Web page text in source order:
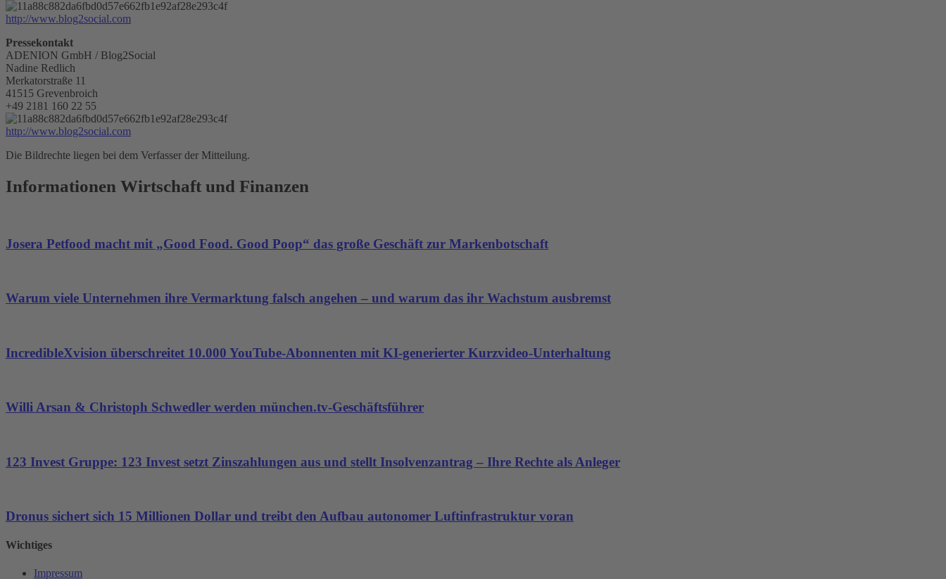
http://www.blog2social.com
Pressekontakt
ADENION GmbH / Blog2Social
Nadine Redlich
Merkatorstraße 11
41515 Grevenbroich
+49 2181 160 22 55
http://www.blog2social.com
Die Bildrechte liegen bei dem Verfasser der Mitteilung.
Informationen Wirtschaft und Finanzen
Josera Petfood macht mit „Good Food. Good Poop“ das große Geschäft zur Markenbotschaft
Warum viele Unternehmen ihre Vermarktung falsch angehen – und warum das ihr Wachstum ausbremst
IncredibleXvision überschreitet 10.000 YouTube-Abonnenten mit KI-generierter Kurzvideo-Unterhaltung
Willi Arsan & Christoph Schwedler werden münchen.tv-Geschäftsführer
123 Invest Gruppe: 123 Invest setzt Zinszahlungen aus und stellt Insolvenzantrag – Ihre Rechte als Anleger
Dronus sichert sich 15 Millionen Dollar und treibt den Aufbau autonomer Luftinfrastruktur voran
Wichtiges
Impressum